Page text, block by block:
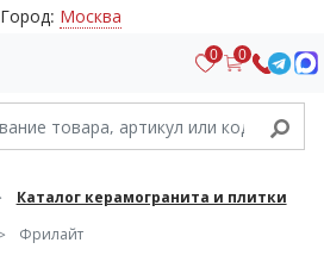
Город: Москва
0 0
Каталог керамогранита и плитки
Фрилайт